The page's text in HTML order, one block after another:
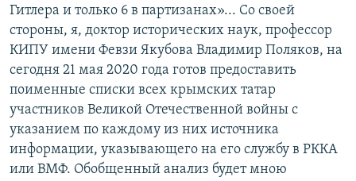
Гитлера и только 6 в партизанах»... Со своей
стороны, я, доктор исторических наук, профессор
КИПУ имени Февзи Якубова Владимир Поляков, на
сегодня 21 мая 2020 года готов предоставить
поименные списки всех крымских татар
участников Великой Отечественной войны с
указанием по каждому из них источника
информации, указывающего на его службу в РККА
или ВМФ. Обобщенный анализ будет мною